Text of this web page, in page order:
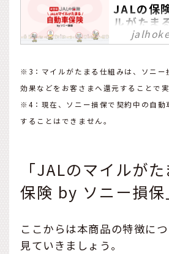
JALの保
ルがたま
ソニー損
支払いで
を付与しま
ぐわかる！
※3：マイルがたまる仕組みは、ソニー
効果などをお客さまへ還元することで実
※4：現在、ソニー損保で契約中の自動
することはできません。
「JALのマイルが
保険 by ソニー損保
ここからは本商品の特徴に
見ていきましょう。